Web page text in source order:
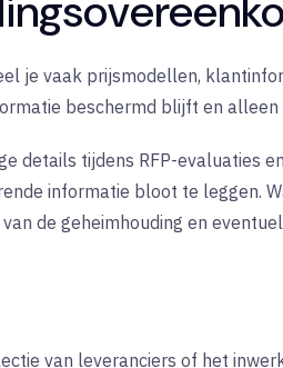
je vaak prijsmodellen,
beschermd blijft en
details tijdens RFP-evaluaties
informatie bloot te leggen.
de geheimhouding en
van leveranciers of het